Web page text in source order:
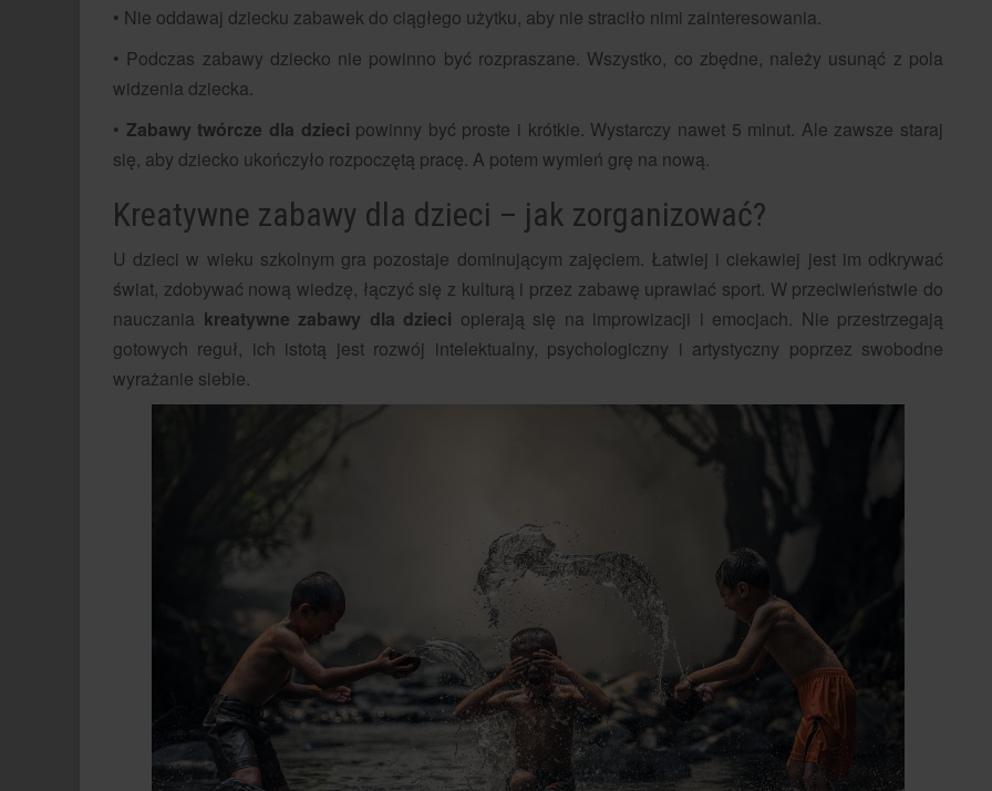
• Nie oddawaj dziecku zabawek do ciągłego użytku, aby nie straciło nimi zainteresowania.
• Podczas zabawy dziecko nie powinno być rozpraszane. Wszystko, co zbędne, należy usunąć z pola
widzenia dziecka.
• Zabawy twórcze dla dzieci powinny być proste i krótkie. Wystarczy nawet 5 minut. Ale zawsze staraj
się, aby dziecko ukończyło rozpoczętą pracę. A potem wymień grę na nową.
Kreatywne zabawy dla dzieci – jak zorganizować?
U dzieci w wieku szkolnym gra pozostaje dominującym zajęciem. Łatwiej i ciekawiej jest im odkrywać
świat, zdobywać nową wiedzę, łączyć się z kulturą i przez zabawę uprawiać sport. W przeciwieństwie do
nauczania kreatywne zabawy dla dzieci opierają się na improwizacji i emocjach. Nie przestrzegają
gotowych reguł, ich istotą jest rozwój intelektualny, psychologiczny i artystyczny poprzez swobodne
wyrażanie siebie.